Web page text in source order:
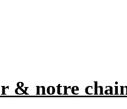
& notre